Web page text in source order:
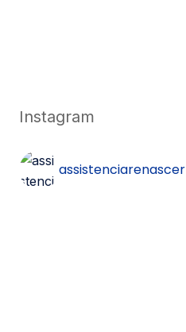
Instagram
assistenciarenascer